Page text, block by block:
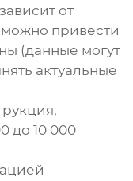
от
привести
(данные могут
актуальные
до 10 000